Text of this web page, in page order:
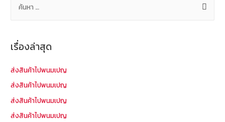
ห
รั
เรื่องล่าสุด
ส่งสินค้าไปพนมเปญ
ส่งสินค้าไปพนมเปญ
ส่งสินค้าไปพนมเปญ
ส่งสินค้าไปพนมเปญ